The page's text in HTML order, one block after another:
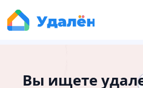
Вы ищете